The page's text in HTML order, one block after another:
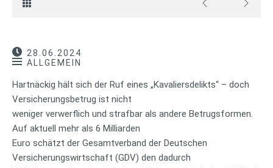
28.06.2024
ALLGEMEIN
Hartnäckig hält sich der Ruf eines „Kavaliersdelikts“ – doch
Versicherungsbetrug ist nicht
weniger verwerflich und strafbar als andere Betrugsformen.
Auf aktuell mehr als 6 Milliarden
Euro schätzt der Gesamtverband der Deutschen
Versicherungswirtschaft (GDV) den dadurch